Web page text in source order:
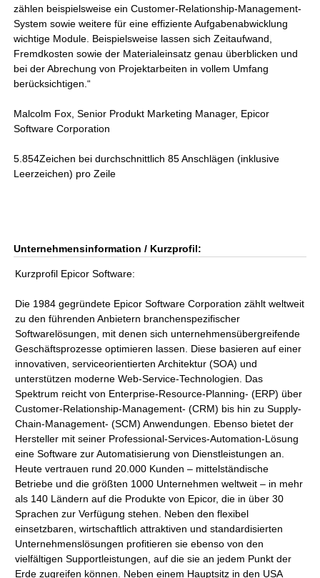
zählen beispielsweise ein Customer-Relationship-Management-
System sowie weitere für eine effiziente Aufgabenabwicklung
wichtige Module. Beispielsweise lassen sich Zeitaufwand,
Fremdkosten sowie der Materialeinsatz genau überblicken und
bei der Abrechung von Projektarbeiten in vollem Umfang
berücksichtigen.“
Malcolm Fox, Senior Produkt Marketing Manager, Epicor
Software Corporation
5.854Zeichen bei durchschnittlich 85 Anschlägen (inklusive
Leerzeichen) pro Zeile
Unternehmensinformation / Kurzprofil:
Kurzprofil Epicor Software:
Die 1984 gegründete Epicor Software Corporation zählt weltweit
zu den führenden Anbietern branchenspezifischer
Softwarelösungen, mit denen sich unternehmensübergreifende
Geschäftsprozesse optimieren lassen. Diese basieren auf einer
innovativen, serviceorientierten Architektur (SOA) und
unterstützen moderne Web-Service-Technologien. Das
Spektrum reicht von Enterprise-Resource-Planning- (ERP) über
Customer-Relationship-Management- (CRM) bis hin zu Supply-
Chain-Management- (SCM) Anwendungen. Ebenso bietet der
Hersteller mit seiner Professional-Services-Automation-Lösung
eine Software zur Automatisierung von Dienstleistungen an.
Heute vertrauen rund 20.000 Kunden – mittelständische
Betriebe und die größten 1000 Unternehmen weltweit – in mehr
als 140 Ländern auf die Produkte von Epicor, die in über 30
Sprachen zur Verfügung stehen. Neben den flexibel
einsetzbaren, wirtschaftlich attraktiven und standardisierten
Unternehmenslösungen profitieren sie ebenso von den
vielfältigen Supportleistungen, auf die sie an jedem Punkt der
Erde zugreifen können. Neben einem Hauptsitz in den USA